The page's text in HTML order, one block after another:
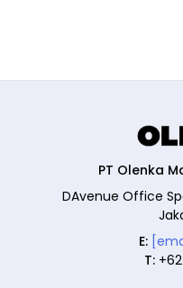
PT Olenka
DAvenue Office
E:
T: